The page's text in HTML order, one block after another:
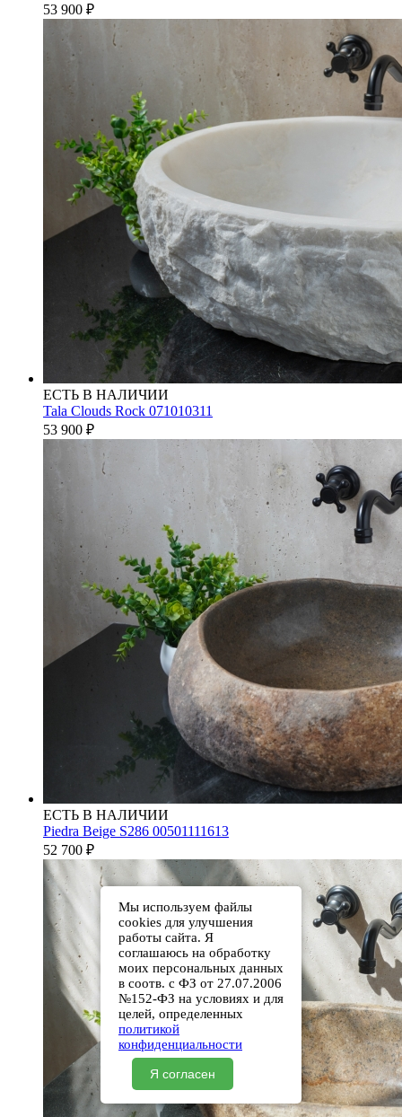
53 900 ₽
ЕСТЬ В НАЛИЧИИ
Tala Clouds Rock 071010311
53 900 ₽
ЕСТЬ В НАЛИЧИИ
Piedra Beige S286 00501111613
52 700 ₽
Мы используем файлы
cookies для улучшения
работы сайта. Я
соглашаюсь на обработку
моих персональных данных
в соотв. с ФЗ от 27.07.2006
№152-ФЗ на условиях и для
целей, определенных
политикой
конфиденциальности
Я согласен